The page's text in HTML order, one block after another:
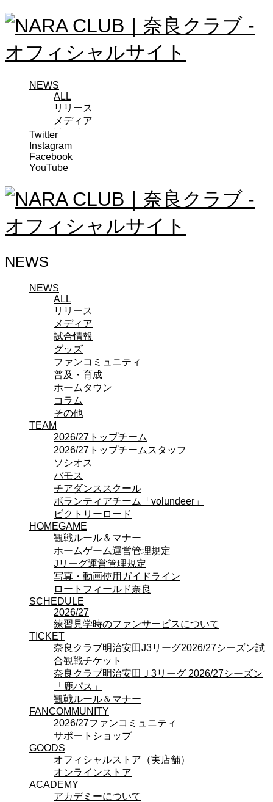
NEWS
ALL
リリース
メディア
試合情報
グッズ
ファンコミュニティ
普及・育成
コラム
その他
TEAM
2026/27トップチーム
チアダンススクール
ボランティアチーム「volundeer」
ビクトリーロード
HOMEGAME
観戦ルール＆マナー
ホームゲーム運営管理規定
Jリーグ運営管理規定
写真・動画使用ガイドライン
ロートフィールド奈良
SCHEDULE
2026/27
練習見学時のファンサービスについて
TICKET
奈良クラブ明治安田J3リーグ2026/27シーズン試
合観戦チケット
奈良クラブ明治安田Ｊ3リーグ 2026/27シーズン
「鹿パス」
観戦ルール＆マナー
FANCOMMUNITY
2026/27ファンコミュニティ
サポートショップ
GOODS
オフィシャルストア（実店舗）
オンラインストア
ACADEMY
アカデミーについて
プロジェクト
コーチ&スタッフ
ジュニア
ジュニアユース
ユース
練習拠点（ナラディーア）
SCHOOL
CLUB
2026/27 パートナー企業
パートナー募集
クラブ理念
クラブ情報
サステナビリティ
Web制作支援
応援プロジェクト
Twitter
Instagram
Facebook
YouTube
NEWS
NEWS
ALL
リリース
メディア
試合情報
グッズ
ファンコミュニティ
普及・育成
ホームタウン
コラム
その他
TEAM
2026/27トップチーム
2026/27トップチームスタッフ
ソシオス
バモス
チアダンススクール
ボランティアチーム「volundeer」
ビクトリーロード
HOMEGAME
観戦ルール＆マナー
ホームゲーム運営管理規定
Jリーグ運営管理規定
写真・動画使用ガイドライン
ロートフィールド奈良
SCHEDULE
2026/27
練習見学時のファンサービスについて
TICKET
奈良クラブ明治安田J3リーグ2026/27シーズン試
合観戦チケット
奈良クラブ明治安田Ｊ3リーグ 2026/27シーズン
「鹿パス」
観戦ルール＆マナー
FANCOMMUNITY
2026/27ファンコミュニティ
サポートショップ
GOODS
オフィシャルストア（実店舗）
オンラインストア
ACADEMY
アカデミーについて